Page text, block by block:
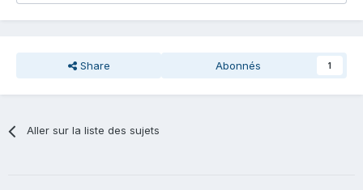
Share Abonnés 1
Aller sur la liste des sujets